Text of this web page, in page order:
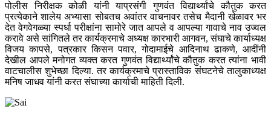
पोलीस निरीक्षक कोळी यांनी याप्रसंगी गुणवंत विद्यार्थ्यांचे कौतुक करत
प्रत्येकाने शालेय अभ्यासा सोबतच अवांतर वाचनावर तसेच मैदानी खेळावर भर
देत वेगवेगळ्या स्पर्धा परीक्षांना सामोरे जात आपले व आपल्या गावाचे नाव उज्वल
करावे असे सांगितले तर कार्यक्रमाचे अध्यक्ष कारभारी आगवन, संघाचे कार्याध्यक्ष
विजय कापसे, पत्रकार किसन पवार, गोदामाईचे आदिनाथ ढाकणे, आदींनी
देखील आपले मनोगत व्यक्त करत गुणवंत विद्यार्थ्यांचे कौतुक करत त्यांना भावी
वाटचालीस शुभेच्छा दिल्या. तर कार्यक्रमाचे प्रास्ताविक संघटनेचे तालुकाध्यक्ष
मनिष जाधव यांनी करत संघाच्या कार्याची माहिती दिली.